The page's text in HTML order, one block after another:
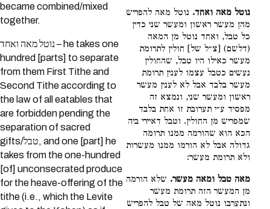
became combined/mixed
together.
נוטל מאה ואחד – he takes one
hundred [parts] to separate
from them First Tithe and
Second Tithe according to
the law of all eatables that
are forbidden pending the
separation of sacred
gifts/טבל, and one [part] he
takes from the one-hundred
[of] unconsecrated produce
for the heave-offering of the
tithe (i.e., which the Levite
נוטל מאה ואחד. נוטל מאה להפריש
מהן מעשר ראשון ומעשר שני כדין
כל טבל, ואחד נוטל מן המאה
(דלשם) [צ״ל של] חולין לתרומת
מעשר כאילו היו טבל, שהחולין
נעשים כטבל עצמו לענין תרומת
מעשר בלבד אבל לא לענין מעשר
ראשון ומעשר שני, ונמצא זה
מפסיד ע״י תערובת זו אחת בלבד
שמפריש מן החולין. וטבל דאיירי ביה
הכא הוא שהורמה ממנו תרומה
גדולה אבל לא הורמו ממנו מעשרות
ולא תרומת מעשר:
מאה טבל ומאה מעשר. שלא הורמה
מן המעשר הזה תרומת מעשר
ונתערבו נוטל מאה של טבל להפריש